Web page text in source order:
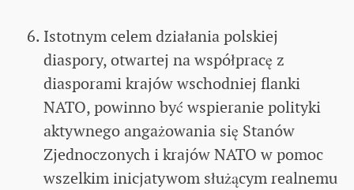
Istotnym celem działania polskiej
diaspory, otwartej na współpracę z
diasporami krajów wschodniej flanki
NATO, powinno być wspieranie polityki
aktywnego angażowania się Stanów
Zjednoczonych i krajów NATO w pomoc
wszelkim inicjatywom służącym realnemu